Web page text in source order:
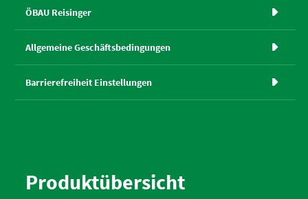
ÖBAU Reisinger 
Allgemeine Geschäftsbedingungen 
Barrierefreiheit Einstellungen 
Produktübersicht